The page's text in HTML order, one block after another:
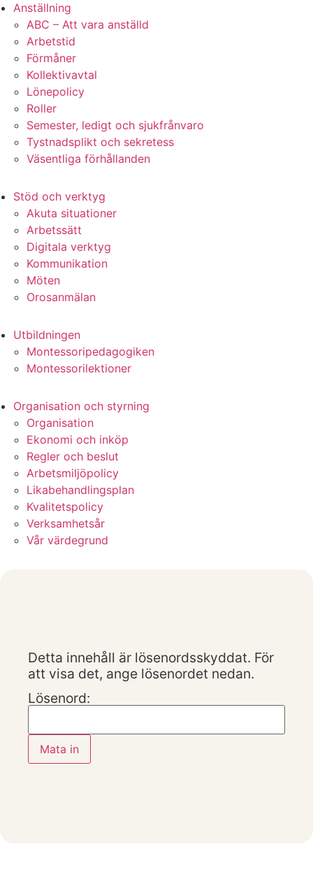
Anställning
ABC – Att vara anställd
Arbetstid
Förmåner
Kollektivavtal
Lönepolicy
Roller
Semester, ledigt och sjukfrånvaro
Tystnadsplikt och sekretess
Väsentliga förhållanden
Stöd och verktyg
Akuta situationer
Arbetssätt
Digitala verktyg
Kommunikation
Möten
Orosanmälan
Utbildningen
Montessoripedagogiken
Montessorilektioner
Organisation och styrning
Organisation
Ekonomi och inköp
Regler och beslut
Arbetsmiljöpolicy
Likabehandlingsplan
Kvalitetspolicy
Verksamhetsår
Vår värdegrund
Detta innehåll är lösenordsskyddat. För
att visa det, ange lösenordet nedan.
Lösenord: